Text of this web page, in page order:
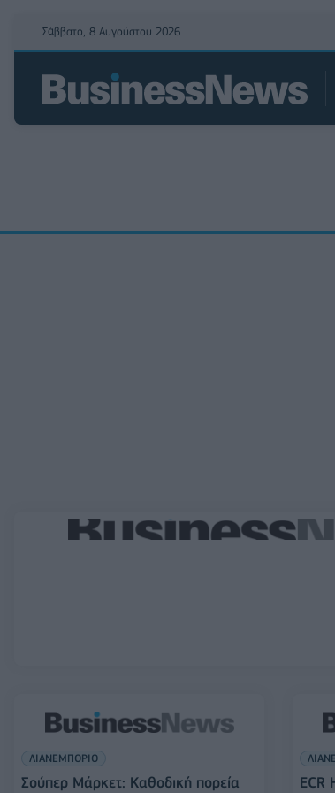
Σάββατο, 8 Αυγούστου 2026
ΛΙΑΝΕΜΠΟΡΙΟ
Σούπερ Μάρκετ: Καθοδική πορεία
ECR